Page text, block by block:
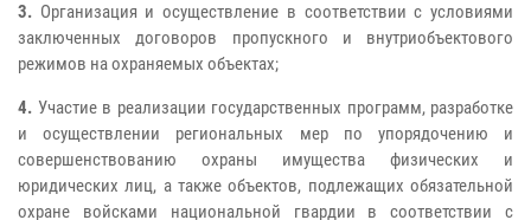
3. Организация и осуществление в соответствии с условиями
заключенных договоров пропускного и внутриобъектового
режимов на охраняемых объектах;
4. Участие в реализации государственных программ, разработке
и осуществлении региональных мер по упорядочению и
совершенствованию охраны имущества физических и
юридических лиц, а также объектов, подлежащих обязательной
охране войсками национальной гвардии в соответствии с